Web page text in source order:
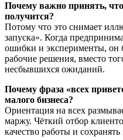
Почему важно принять, что
получится?
Потому что это снимает
запуска». Когда
ошибки и эксперименты, он
рабочие решения, вместо
несбывшихся ожиданий.
Почему фраза «всех
малого бизнеса?
Ориентация на всех
маржу. Чёткий отбор
качество работы и